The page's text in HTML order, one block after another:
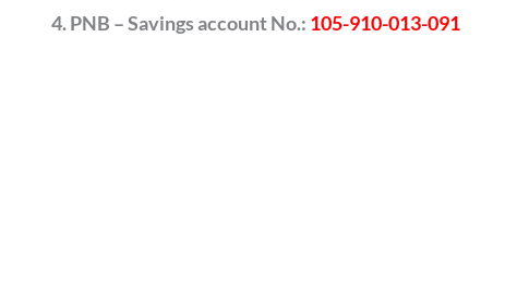
PNB – Savings account No.: 105-910-013-091